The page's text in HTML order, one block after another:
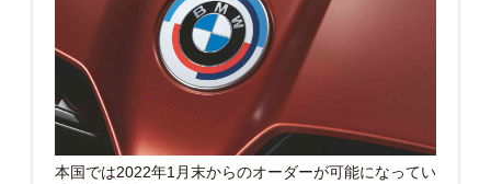
本国では2022年1月末からのオーダーが可能になってい